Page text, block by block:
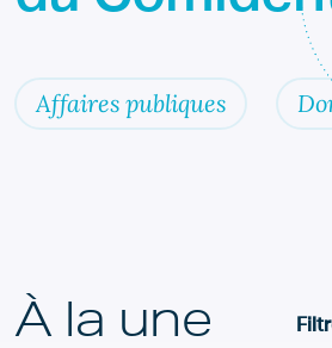
Affaires publiques
À la une